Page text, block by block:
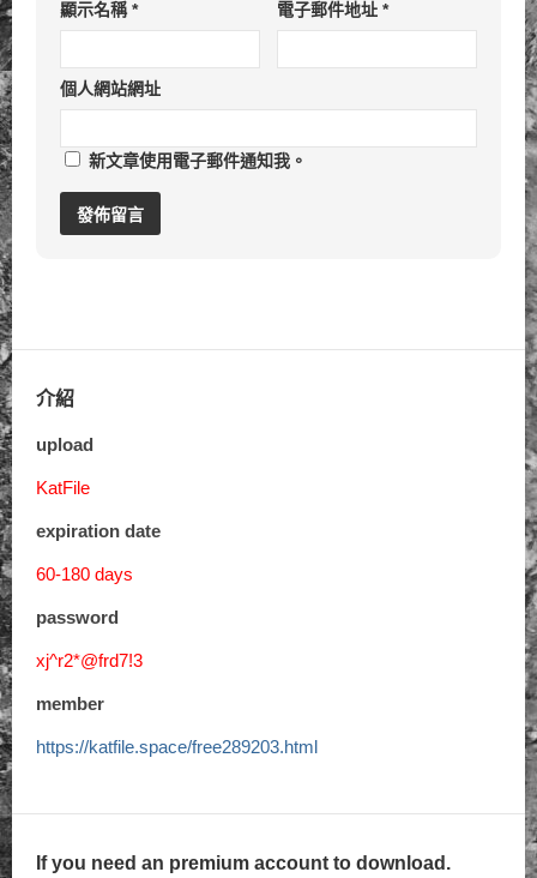
顯示名稱* 電子郵件地址 *
個人網站網址
新文章使用電子郵件通知我。
介紹
upload
KatFile
expiration date
60-180 days
password
xj^r2*@frd7!3
member
https://katfile.space/free289203.html
If you need an premium account to download.